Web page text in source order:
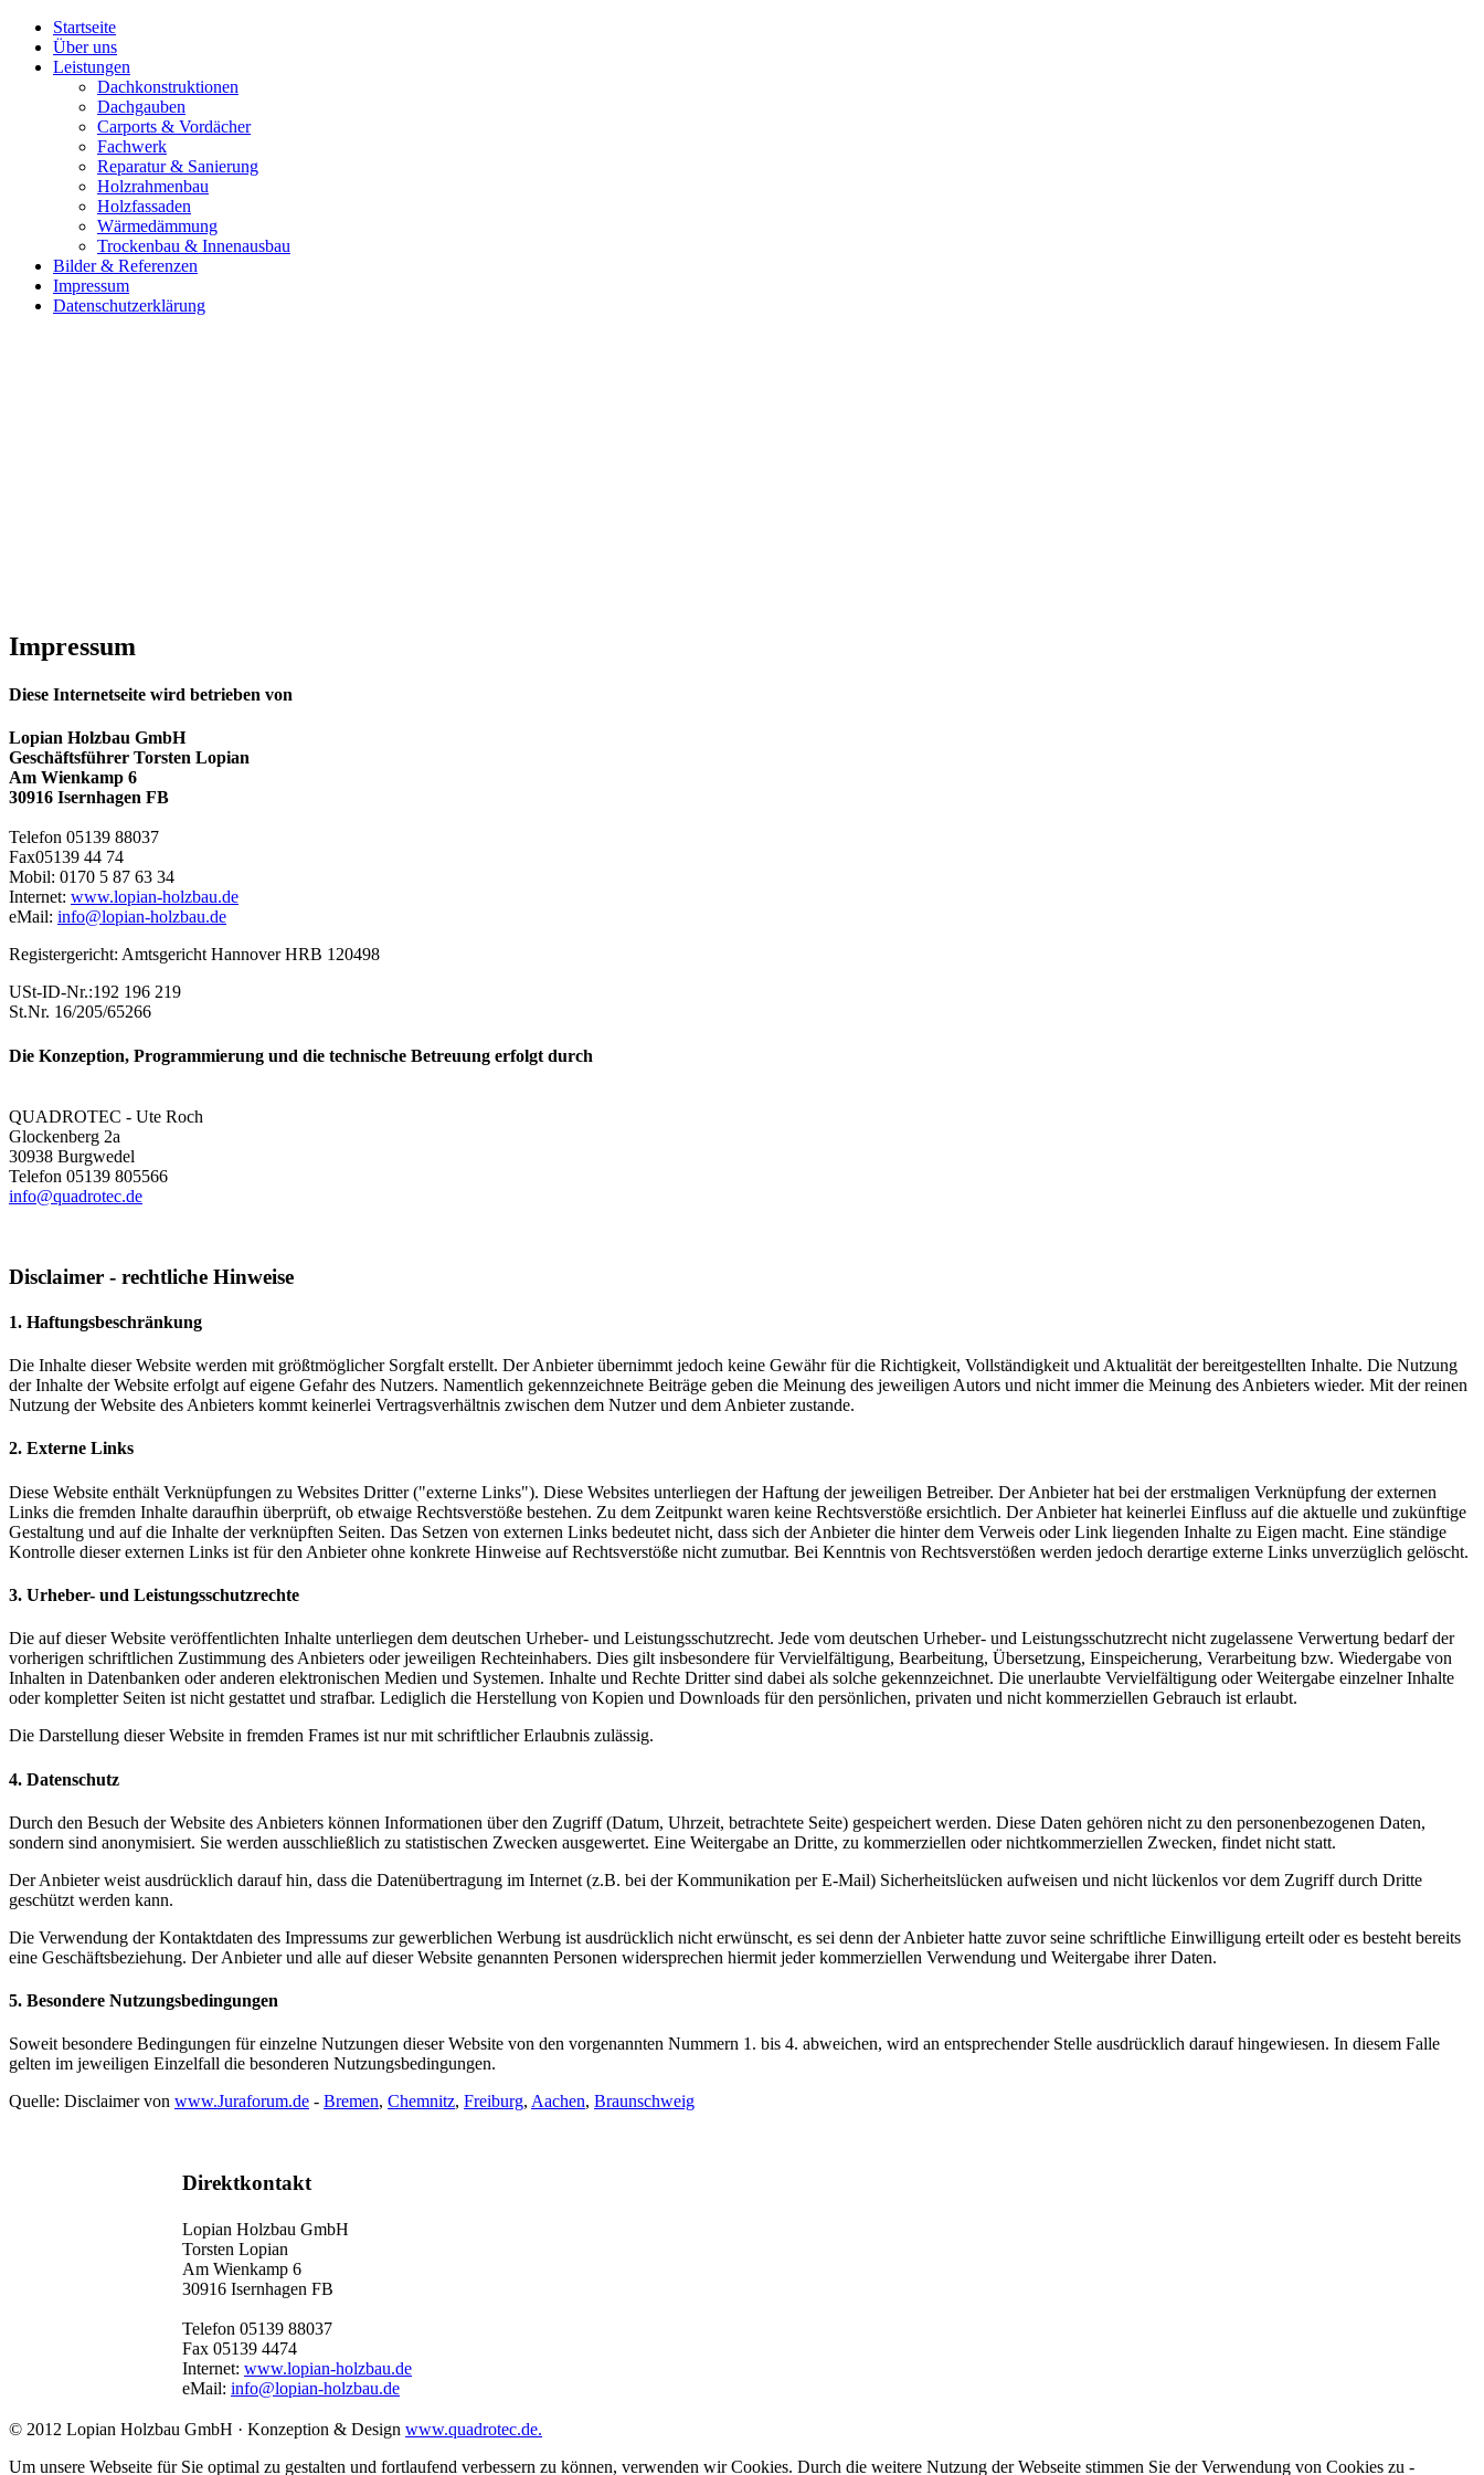
Startseite
Über uns
Leistungen
Dachkonstruktionen
Dachgauben
Carports & Vordächer
Fachwerk
Reparatur & Sanierung
Holzrahmenbau
Holzfassaden
Wärmedämmung
Trockenbau & Innenausbau
Bilder & Referenzen
Impressum
Datenschutzerklärung
Impressum
Diese Internetseite wird betrieben von
Lopian Holzbau GmbH
Geschäftsführer Torsten Lopian
Am Wienkamp 6
30916 Isernhagen FB
Telefon 05139 88037
Fax05139 44 74
Mobil: 0170 5 87 63 34
Internet: www.lopian-holzbau.de
eMail: info@lopian-holzbau.de
Registergericht: Amtsgericht Hannover HRB 120498
USt-ID-Nr.:192 196 219
St.Nr. 16/205/65266
Die Konzeption, Programmierung und die technische Betreuung erfolgt durch
QUADROTEC - Ute Roch
Glockenberg 2a
30938 Burgwedel
Telefon 05139 805566
info@quadrotec.de
Disclaimer - rechtliche Hinweise
1. Haftungsbeschränkung
Die Inhalte dieser Website werden mit größtmöglicher Sorgfalt erstellt. Der Anbieter übernimmt jedoch keine Gewähr für die Richtigkeit, Vollständigkeit und Aktualität der bereitgestellten Inhalte. Die Nutzung
der Inhalte der Website erfolgt auf eigene Gefahr des Nutzers. Namentlich gekennzeichnete Beiträge geben die Meinung des jeweiligen Autors und nicht immer die Meinung des Anbieters wieder. Mit der reinen
Nutzung der Website des Anbieters kommt keinerlei Vertragsverhältnis zwischen dem Nutzer und dem Anbieter zustande.
2. Externe Links
Diese Website enthält Verknüpfungen zu Websites Dritter ("externe Links"). Diese Websites unterliegen der Haftung der jeweiligen Betreiber. Der Anbieter hat bei der erstmaligen Verknüpfung der externen
Links die fremden Inhalte daraufhin überprüft, ob etwaige Rechtsverstöße bestehen. Zu dem Zeitpunkt waren keine Rechtsverstöße ersichtlich. Der Anbieter hat keinerlei Einfluss auf die aktuelle und zukünftige
Gestaltung und auf die Inhalte der verknüpften Seiten. Das Setzen von externen Links bedeutet nicht, dass sich der Anbieter die hinter dem Verweis oder Link liegenden Inhalte zu Eigen macht. Eine ständige
Kontrolle dieser externen Links ist für den Anbieter ohne konkrete Hinweise auf Rechtsverstöße nicht zumutbar. Bei Kenntnis von Rechtsverstößen werden jedoch derartige externe Links unverzüglich gelöscht.
3. Urheber- und Leistungsschutzrechte
Die auf dieser Website veröffentlichten Inhalte unterliegen dem deutschen Urheber- und Leistungsschutzrecht. Jede vom deutschen Urheber- und Leistungsschutzrecht nicht zugelassene Verwertung bedarf der
vorherigen schriftlichen Zustimmung des Anbieters oder jeweiligen Rechteinhabers. Dies gilt insbesondere für Vervielfältigung, Bearbeitung, Übersetzung, Einspeicherung, Verarbeitung bzw. Wiedergabe von
Inhalten in Datenbanken oder anderen elektronischen Medien und Systemen. Inhalte und Rechte Dritter sind dabei als solche gekennzeichnet. Die unerlaubte Vervielfältigung oder Weitergabe einzelner Inhalte
oder kompletter Seiten ist nicht gestattet und strafbar. Lediglich die Herstellung von Kopien und Downloads für den persönlichen, privaten und nicht kommerziellen Gebrauch ist erlaubt.
Die Darstellung dieser Website in fremden Frames ist nur mit schriftlicher Erlaubnis zulässig.
4. Datenschutz
Durch den Besuch der Website des Anbieters können Informationen über den Zugriff (Datum, Uhrzeit, betrachtete Seite) gespeichert werden. Diese Daten gehören nicht zu den personenbezogenen Daten,
sondern sind anonymisiert. Sie werden ausschließlich zu statistischen Zwecken ausgewertet. Eine Weitergabe an Dritte, zu kommerziellen oder nichtkommerziellen Zwecken, findet nicht statt.
Der Anbieter weist ausdrücklich darauf hin, dass die Datenübertragung im Internet (z.B. bei der Kommunikation per E-Mail) Sicherheitslücken aufweisen und nicht lückenlos vor dem Zugriff durch Dritte
geschützt werden kann.
Die Verwendung der Kontaktdaten des Impressums zur gewerblichen Werbung ist ausdrücklich nicht erwünscht, es sei denn der Anbieter hatte zuvor seine schriftliche Einwilligung erteilt oder es besteht bereits
eine Geschäftsbeziehung. Der Anbieter und alle auf dieser Website genannten Personen widersprechen hiermit jeder kommerziellen Verwendung und Weitergabe ihrer Daten.
5. Besondere Nutzungsbedingungen
Soweit besondere Bedingungen für einzelne Nutzungen dieser Website von den vorgenannten Nummern 1. bis 4. abweichen, wird an entsprechender Stelle ausdrücklich darauf hingewiesen. In diesem Falle
gelten im jeweiligen Einzelfall die besonderen Nutzungsbedingungen.
Quelle: Disclaimer von www.Juraforum.de - Bremen, Chemnitz, Freiburg, Aachen, Braunschweig
Direktkontakt
Lopian Holzbau GmbH
Torsten Lopian
Am Wienkamp 6
30916 Isernhagen FB
Telefon 05139 88037
Fax 05139 4474
Internet: www.lopian-holzbau.de
eMail: info@lopian-holzbau.de
© 2012 Lopian Holzbau GmbH · Konzeption & Design www.quadrotec.de.
Um unsere Webseite für Sie optimal zu gestalten und fortlaufend verbessern zu können, verwenden wir Cookies. Durch die weitere Nutzung der Webseite stimmen Sie der Verwendung von Cookies zu -